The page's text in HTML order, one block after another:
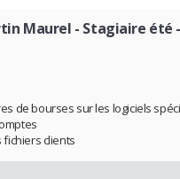
Maurel - Stagiaire été
de bourses sur les logiciels
fichiers clients